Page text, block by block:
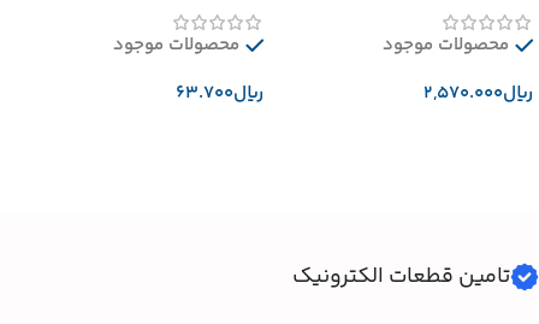
محصولات موجود
﷼
محصولات موجود
﷼
تامین قطعات الکترونیک